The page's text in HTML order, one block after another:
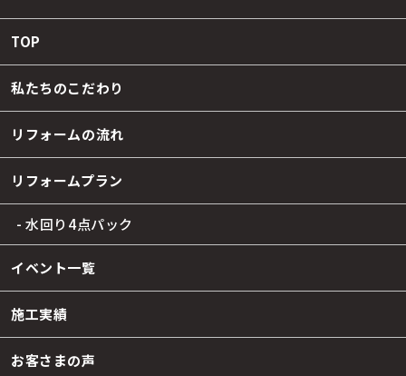
TOP
私たちのこだわり
リフォームの流れ
リフォームプラン
- 水回り4点パック
イベント一覧
施工実績
お客さまの声